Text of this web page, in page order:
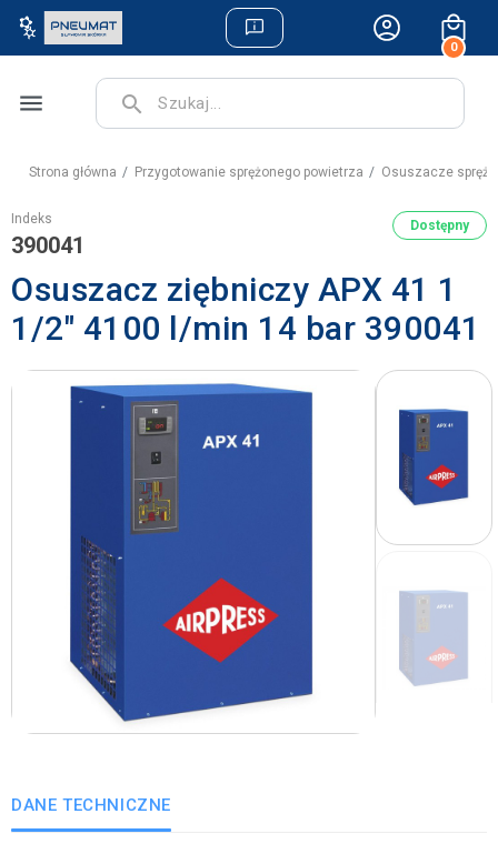
0
menu search
Strona główna Przygotowanie sprężonego powietrza Osuszacze
Indeks
390041
Dostępny
Osuszacz ziębniczy APX 41 1
1/2" 4100 l/min 14 bar 390041
DANE TECHNICZNE